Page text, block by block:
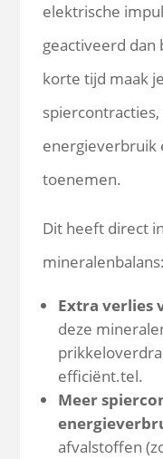
elektrische
geactiveerd dan
korte tijd maak
energieverbruik
toenemen.
Dit heeft direct
mineralenbalans:
Extra verlies
deze
efficiënt.tel.
Meer
afvalstoffen